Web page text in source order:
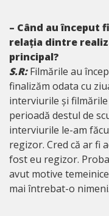
– Când au început
relația dintre
principal?
S.R: Filmările au
finalizăm odata cu
interviurile și
perioadă destul de
interviurile le-am
regizor. Cred că ar fi
fost eu regizor.
avut motive
mai întrebat-o nimeni.